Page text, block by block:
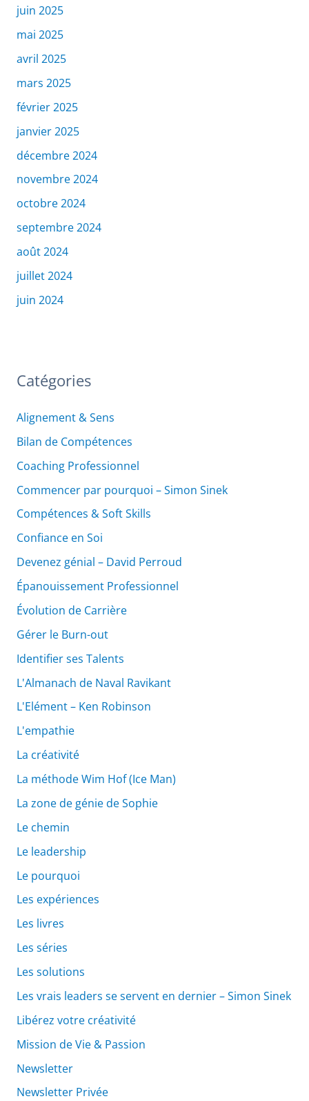
juin 2025
mai 2025
avril 2025
mars 2025
février 2025
janvier 2025
décembre 2024
novembre 2024
octobre 2024
septembre 2024
août 2024
juillet 2024
juin 2024
Catégories
Alignement & Sens
Bilan de Compétences
Coaching Professionnel
Commencer par pourquoi – Simon Sinek
Compétences & Soft Skills
Confiance en Soi
Devenez génial – David Perroud
Épanouissement Professionnel
Évolution de Carrière
Gérer le Burn-out
Identifier ses Talents
L'Almanach de Naval Ravikant
L'Elément – Ken Robinson
L'empathie
La créativité
La méthode Wim Hof (Ice Man)
La zone de génie de Sophie
Le chemin
Le leadership
Le pourquoi
Les expériences
Les livres
Les séries
Les solutions
Les vrais leaders se servent en dernier – Simon Sinek
Libérez votre créativité
Mission de Vie & Passion
Newsletter
Newsletter Privée